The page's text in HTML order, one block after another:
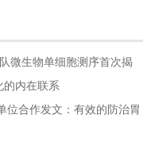
微生物单细胞测序首次揭
的内在联系
位合作发文：有效的防治胃